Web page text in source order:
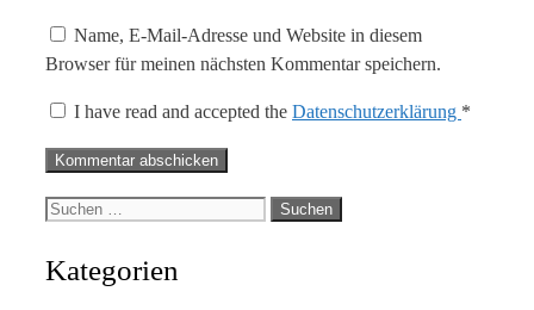
Name, E-Mail-Adresse und Website in diesem
Browser für meinen nächsten Kommentar speichern.
I have read and accepted the Datenschutzerklärung *
Suche
Kategorien